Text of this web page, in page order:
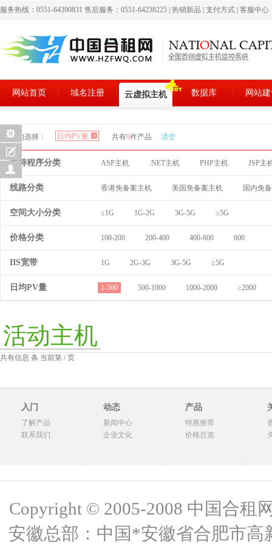
服务热线：0551-64390831 售后服务：0551-64238225 热销新品 支付方式 客服中心
网站首页 域名注册 云虚拟主机 数据库 网站
您的选择： 日均PV量 共有0件产品 清空
支持程序分类 ASP主机 .NET主机 PHP主机 JSP主
线路分类 香港免备案主机 美国免备案主机 国内免
空间大小分类 ≤1G 1G-2G 3G-5G ≥5G
价格分类 100-200 200-400 400-600 600
IIS宽带 1G 2G-3G 3G-5G ≥5G
日均PV量 1-500 500-1000 1000-2000 ≥2000
活动主机
共有信息 条 当前第 / 页
入门
了解产品
联系我们
动态
新闻中心
企业文化
产品
特惠推荐
价格总览
Copyright © 2005-2008 中国合租
安徽总部：中国*安徽省合肥市